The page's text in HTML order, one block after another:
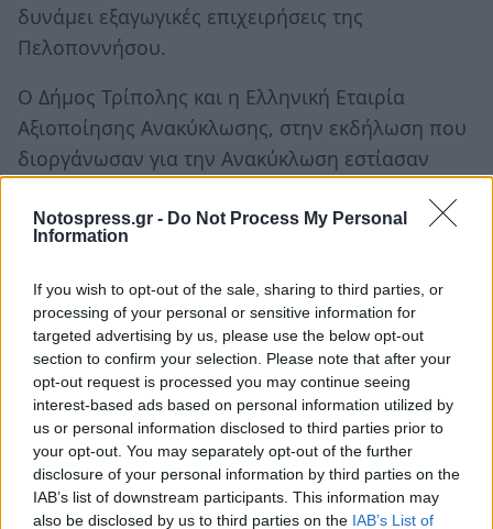
Notospress.gr - Do Not Process My Personal
Information
If you wish to opt-out of the sale, sharing to third parties, or
processing of your personal or sensitive information for
targeted advertising by us, please use the below opt-out
section to confirm your selection. Please note that after your
opt-out request is processed you may continue seeing
interest-based ads based on personal information utilized by
us or personal information disclosed to third parties prior to
your opt-out. You may separately opt-out of the further
disclosure of your personal information by third parties on the
IAB’s list of downstream participants. This information may
also be disclosed by us to third parties on the IAB’s List of
δυνάμει εξαγωγικές επιχειρήσεις της
Πελοποννήσου.
Ο Δήμος Τρίπολης και η Ελληνική Εταιρία
Αξιοποίησης Ανακύκλωσης, στην εκδήλωση που
διοργάνωσαν για την Ανακύκλωση εστίασαν
ενδιαφέροντος και πολιτών με στόχο την
ευαισθητοποίηση σε θέματα ανακύκλωσης.
Ο Δήμος Βόρειας Κυνουρίας σε συνεργασία με
τον κ. Λουρδή Γιώργο (Μηχανολόγο Μηχανικό)
παρουσίασαν την ανάπτυξη του Αλιευτικού
Τουρισμού (Fishing Tourism), τόσο στον Δήμο
Βόρειας Κυνουρίας, όσο και σε άλλες περιοχές
της Πατρίδας μας, ένας απόλυτα εφικτός
στόχος».